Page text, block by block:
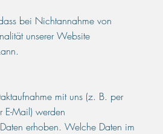
bei Nichtannahme von
unserer Website
mit uns (z. B. per
E-Mail) werden
erhoben. Welche Daten im